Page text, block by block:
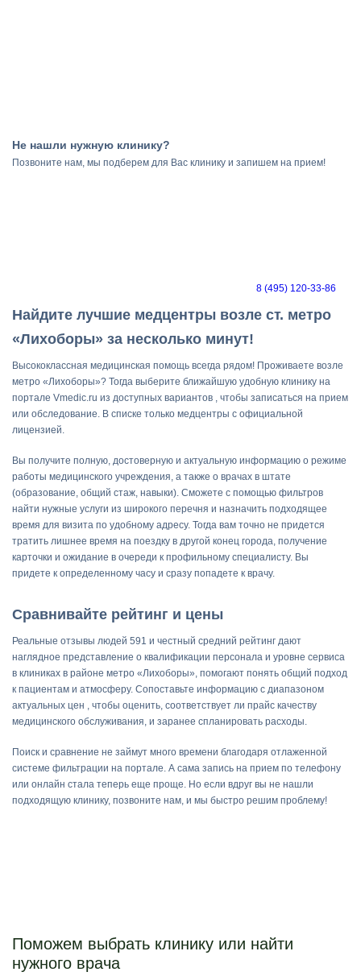
Результаты
Не нашли нужную клинику?
Позвоните нам, мы подберем для Вас клинику и запишем на прием!
8 (495) 120-33-86
Найдите лучшие медцентры возле ст. метро
«Лихоборы» за несколько минут!
Высококлассная медицинская помощь всегда рядом! Проживаете возле
метро «Лихоборы»? Тогда выберите ближайшую удобную клинику на
портале Vmedic.ru из доступных вариантов , чтобы записаться на прием
или обследование. В списке только медцентры с официальной
лицензией.
Вы получите полную, достоверную и актуальную информацию о режиме
работы медицинского учреждения, а также о врачах в штате
(образование, общий стаж, навыки). Сможете с помощью фильтров
найти нужные услуги из широкого перечня и назначить подходящее
время для визита по удобному адресу. Тогда вам точно не придется
тратить лишнее время на поездку в другой конец города, получение
карточки и ожидание в очереди к профильному специалисту. Вы
придете к определенному часу и сразу попадете к врачу.
Сравнивайте рейтинг и цены
Реальные отзывы людей 591 и честный средний рейтинг дают
наглядное представление о квалификации персонала и уровне сервиса
в клиниках в районе метро «Лихоборы», помогают понять общий подход
к пациентам и атмосферу. Сопоставьте информацию с диапазоном
актуальных цен , чтобы оценить, соответствует ли прайс качеству
медицинского обслуживания, и заранее спланировать расходы.
Поиск и сравнение не займут много времени благодаря отлаженной
системе фильтрации на портале. А сама запись на прием по телефону
или онлайн стала теперь еще проще. Но если вдруг вы не нашли
подходящую клинику, позвоните нам, и мы быстро решим проблему!
Поможем выбрать клинику или найти
нужного врача